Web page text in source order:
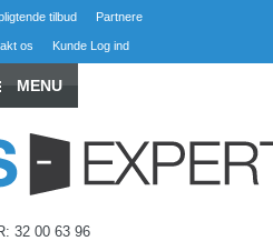
tilbud Partnere
os Kunde Log ind
MENU
32 00 63 96